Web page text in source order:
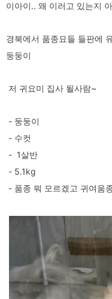
이아이.. 왜 이러고 있는지
경북에서 품종묘들 들판에
둥둥이
저 귀요미 집사 될사람~
- 둥둥이
- 수컷
- 1살반
- 5.1kg
- 품종 뭐 모르겠고 귀여움